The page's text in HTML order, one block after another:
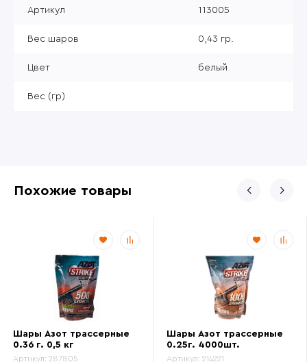
Артикул 113005
Вес шаров 0,43 гр.
Цвет белый
Вес (гр)
Похожие товары
Шары Азот трассерные
0.36 г. 0,5 кг
Артикул: 287805
Шары Азот трассерные
0.25г. 4000шт.
Артикул: 214221